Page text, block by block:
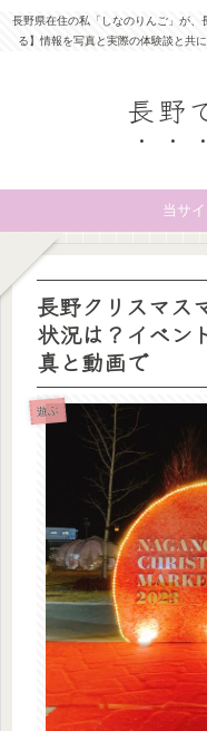
長野県在住の私「しなのりんご」が
る】情報を写真と実際の体験談と共
長野
当サ
長野クリスマス
状況は？イベン
真と動画で
遊ぶ